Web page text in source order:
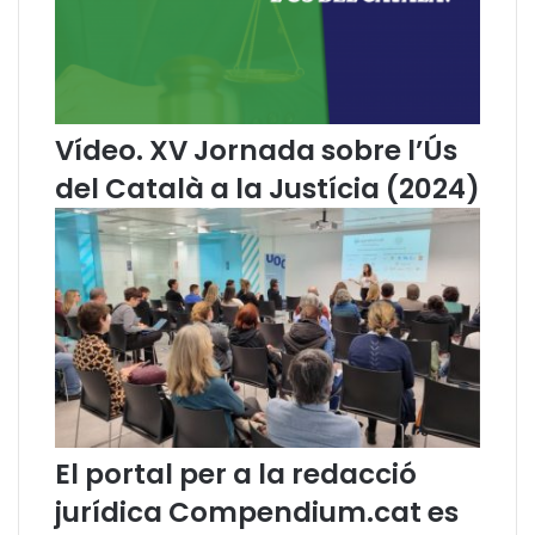
e
l
C
o
n
s
e
l
l
d
e
l
A
d
a
o
m
s
i
ó
l
e
n
g
u
m
b
Vídeo. XV Jornada sobre l’Ús
del Català a la Justícia (2024)
El portal per a la redacció
jurídica Compendium.cat es